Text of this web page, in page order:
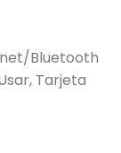
Bluetooth
Tarjeta